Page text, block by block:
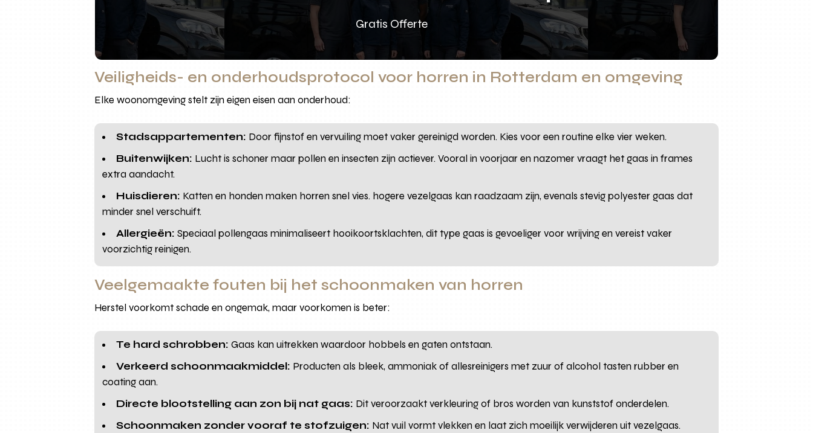
Gratis Offerte
Veiligheids- en onderhoudsprotocol voor horren in Rotterdam en omgeving
Elke woonomgeving stelt zijn eigen eisen aan onderhoud:
Stadsappartementen: Door fijnstof en vervuiling moet vaker gereinigd worden. Kies voor een routine elke vier weken.
Buitenwijken: Lucht is schoner maar pollen en insecten zijn actiever. Vooral in voorjaar en nazomer vraagt het gaas in frames
extra aandacht.
Huisdieren: Katten en honden maken horren snel vies. hogere vezelgaas kan raadzaam zijn, evenals stevig polyester gaas dat
minder snel verschuift.
Allergieën: Speciaal pollengaas minimaliseert hooikoortsklachten, dit type gaas is gevoeliger voor wrijving en vereist vaker
voorzichtig reinigen.
Veelgemaakte fouten bij het schoonmaken van horren
Herstel voorkomt schade en ongemak, maar voorkomen is beter:
Te hard schrobben: Gaas kan uitrekken waardoor hobbels en gaten ontstaan.
Verkeerd schoonmaakmiddel: Producten als bleek, ammoniak of allesreinigers met zuur of alcohol tasten rubber en
coating aan.
Directe blootstelling aan zon bij nat gaas: Dit veroorzaakt verkleuring of bros worden van kunststof onderdelen.
Schoonmaken zonder vooraf te stofzuigen: Nat vuil vormt vlekken en laat zich moeilijk verwijderen uit vezelgaas.